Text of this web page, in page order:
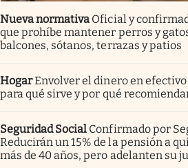
Nueva normativa Oficial y
que prohíbe mantener perros y
balcones, sótanos, terrazas y patios
HogarEnvolver el dinero en
para qué sirve y por qué
Seguridad Social Confirmado por
Reducirán un 15% de la pensión a
más de 40 años, pero adelanten su